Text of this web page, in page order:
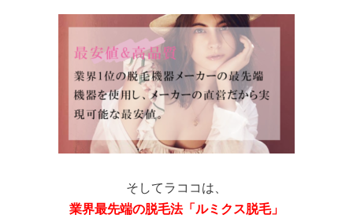
そしてラココは、
業界最先端の脱毛法「ルミクス脱毛」